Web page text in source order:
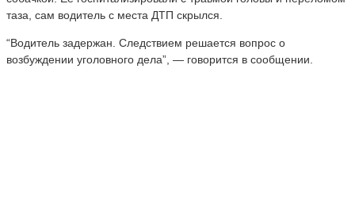
таза, сам водитель с места ДТП скрылся.
“Водитель задержан. Следствием решается вопрос о
возбуждении уголовного дела”, — говорится в сообщении.